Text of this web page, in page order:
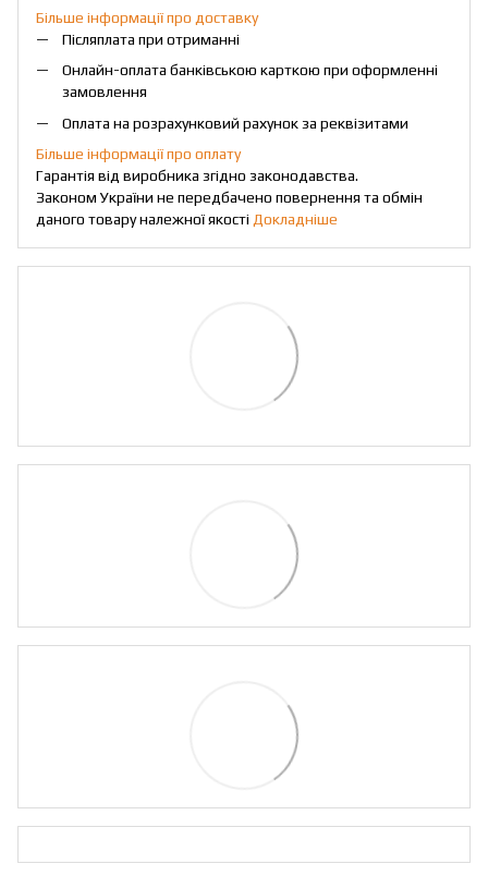
Більше інформації про доставку
Післяплата при отриманні
Онлайн-оплата банківською карткою при оформленні
замовлення
Оплата на розрахунковий рахунок за реквізитами
Більше інформації про оплату
Гарантія від виробника згідно законодавства.
Законом України не передбачено повернення та обмін
даного товару належної якості Докладніше